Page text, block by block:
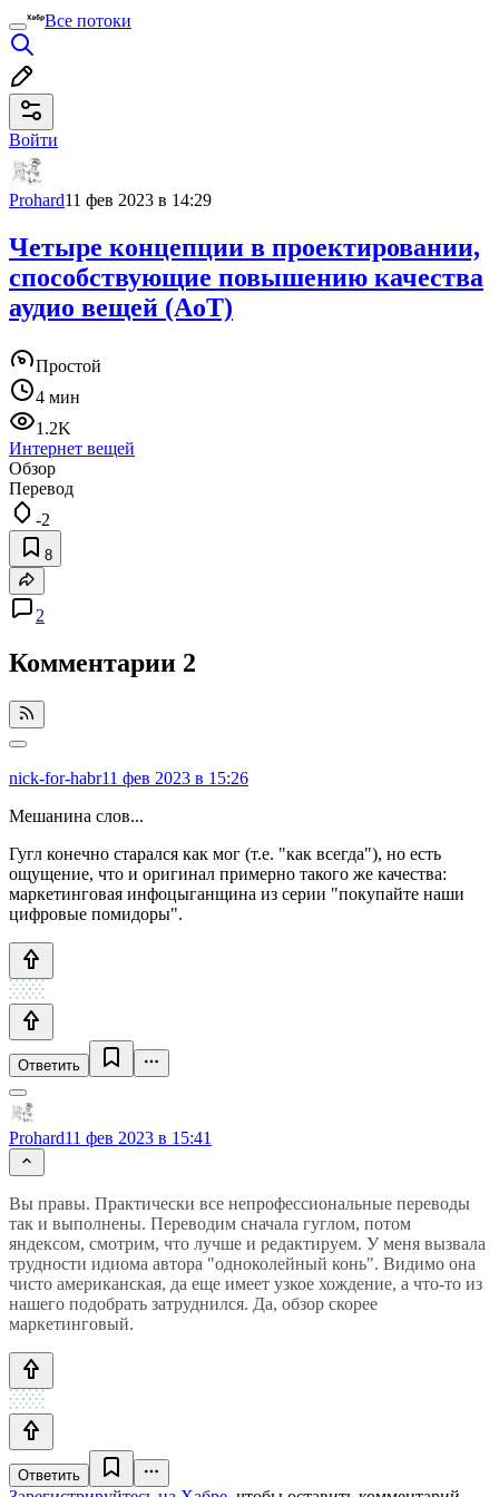
Все потоки
Войти
Prohard11 фев 2023 в 14:29
Четыре концепции в проектировании,
способствующие повышению качества
аудио вещей (AoT)
Простой
4 мин
1.2K
Интернет вещей
Обзор
Перевод
-2
8
2
Комментарии 2
nick-for-habr11 фев 2023 в 15:26
Мешанина слов...
Гугл конечно старался как мог (т.е. "как всегда"), но есть
ощущение, что и оригинал примерно такого же качества:
маркетинговая инфоцыганщина из серии "покупайте наши
цифровые помидоры".
Ответить
Prohard11 фев 2023 в 15:41
Вы правы. Практически все непрофессиональные переводы
так и выполнены. Переводим сначала гуглом, потом
яндексом, смотрим, что лучше и редактируем. У меня вызвала
трудности идиома автора "одноколейный конь". Видимо она
чисто американская, да еще имеет узкое хождение, а что-то из
нашего подобрать затруднился. Да, обзор скорее
маркетинговый.
Ответить